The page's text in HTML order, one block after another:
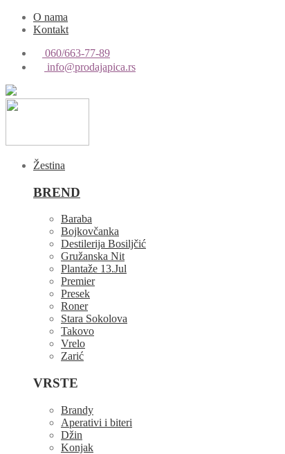
O nama
Kontakt
060/663-77-89
info@prodajapica.rs
Žestina
BREND
Baraba
Bojkovčanka
Destilerija Bosiljčić
Gružanska Nit
Plantaže 13.Jul
Premier
Presek
Roner
Stara Sokolova
Takovo
Vrelo
Zarić
VRSTE
Brandy
Aperativi i biteri
Džin
Konjak